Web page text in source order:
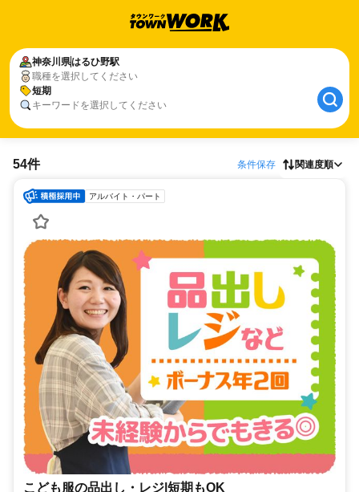
神奈川県はるひ野駅
職種を選択してください
短期
キーワードを選択してください
54件 条件保存 関連度順
アルバイト・パート
こども服の品出し・レジ|短期もOK